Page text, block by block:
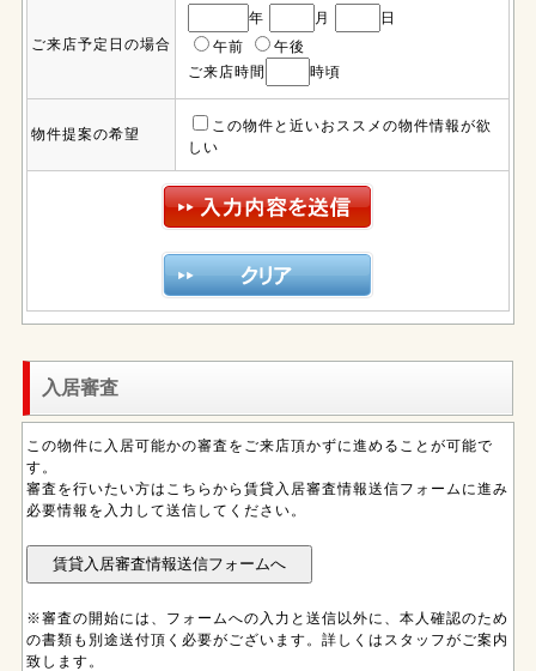
ご来店予定日の場合
年 月
日
午前
午後
ご来店時間
時頃
物件提案の希望
この物件と近いおススメの物件情報が欲
しい
入居審査
この物件に入居可能かの審査をご来店頂かずに進めることが可能で
す。
審査を行いたい方はこちらから賃貸入居審査情報送信フォームに進み
必要情報を入力して送信してください。
※審査の開始には、フォームへの入力と送信以外に、本人確認のため
の書類も別途送付頂く必要がございます。詳しくはスタッフがご案内
致します。